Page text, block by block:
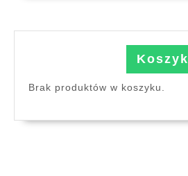
Koszyk
Brak produktów w koszyku.